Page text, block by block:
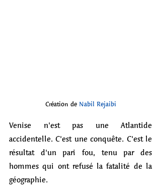
Création de Nabil Rejaibi
Venise n'est pas une Atlantide
accidentelle. C'est une conquête. C'est le
résultat d'un pari fou, tenu par des
hommes qui ont refusé la fatalité de la
géographie.